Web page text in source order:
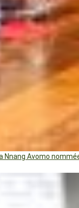
Nnang Avomo